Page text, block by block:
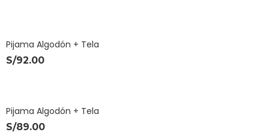
Pijama Algodón + Tela
S/92.00
Pijama Algodón + Tela
S/89.00